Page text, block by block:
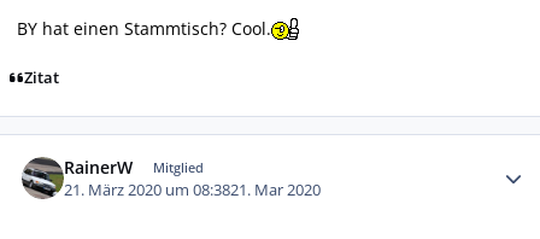
BY hat einen Stammtisch? Cool.
Zitat
RainerW Mitglied
21. März 2020 um 08:3821. Mar 2020